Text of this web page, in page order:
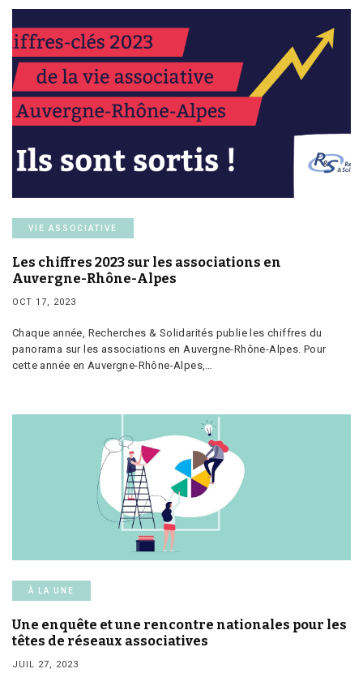
VIE ASSOCIATIVE
Les chiffres 2023 sur les associations en
Auvergne-Rhône-Alpes
OCT 17, 2023
Chaque année, Recherches & Solidarités publie les chiffres du
panorama sur les associations en Auvergne-Rhône-Alpes. Pour
cette année en Auvergne-Rhône-Alpes,…
À LA UNE
Une enquête et une rencontre nationales pour les
têtes de réseaux associatives
JUIL 27, 2023